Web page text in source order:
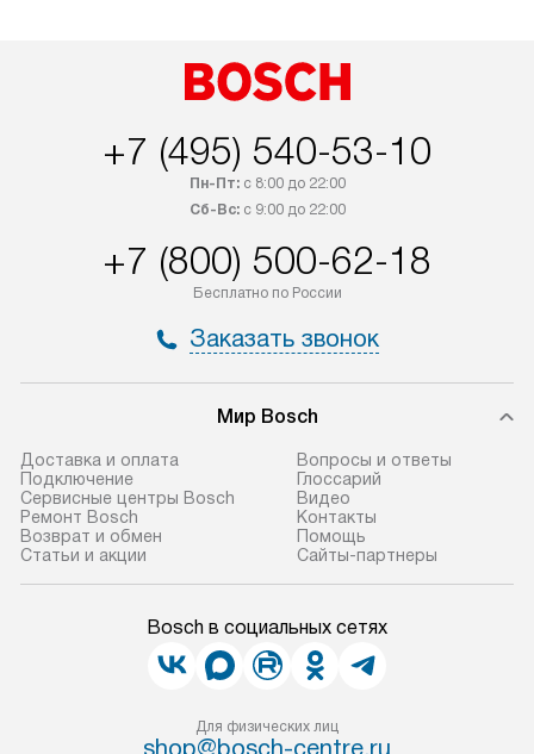
+7 (495) 540-53-10
Пн-Пт:с 8:00 до 22:00
Сб-Вс:с 9:00 до 22:00
+7 (800) 500-62-18
Бесплатно по России
Заказать звонок
Мир Bosch
Доставка и оплата
Подключение
Сервисные центры Bosch
Ремонт Bosch
Возврат и обмен
Статьи и акции
Вопросы и ответы
Глоссарий
Видео
Контакты
Помощь
Сайты-партнеры
Bosch в социальных сетях
Для физических лиц
shop@bosch-centre.ru